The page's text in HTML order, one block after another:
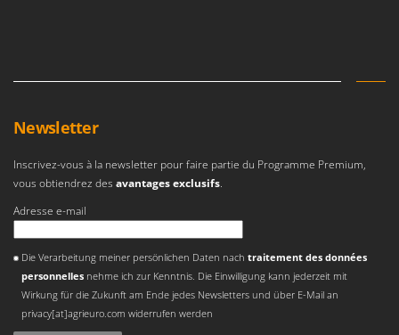
Newsletter
Inscrivez-vous à la newsletter pour faire partie du Programme Premium,
vous obtiendrez des avantages exclusifs.
Adresse e-mail
Die Verarbeitung meiner persönlichen Daten nach traitement des données
personnellesnehme ich zur Kenntnis. Die Einwilligung kann jederzeit mit
Wirkung für die Zukunft am Ende jedes Newsletters und über E-Mail an
privacy[at]agrieuro.com widerrufen werden